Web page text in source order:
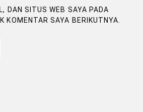
DAN SITUS WEB SAYA PADA
KOMENTAR SAYA BERIKUTNYA.